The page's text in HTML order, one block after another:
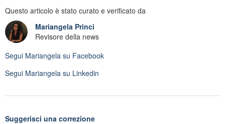
Questo articolo è stato curato e verificato da
Mariangela Princi
Revisore della news
Segui Mariangela su Facebook
Segui Mariangela su Linkedin
Suggerisci una correzione